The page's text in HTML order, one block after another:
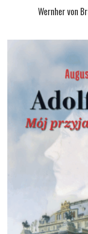
Wernher von